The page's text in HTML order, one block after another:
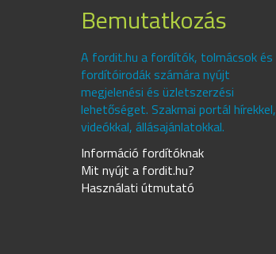
Bemutatkozás
A fordit.hu a fordítók, tolmácsok és
fordítóirodák számára nyújt
megjelenési és üzletszerzési
lehetőséget. Szakmai portál hírekkel,
videókkal, állásajánlatokkal.
Információ fordítóknak
Mit nyújt a fordit.hu?
Használati útmutató